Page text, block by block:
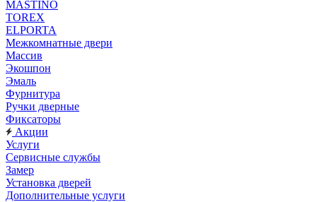
MASTINO
TOREX
ELPORTA
Межкомнатные двери
Массив
Экошпон
Эмаль
Фурнитура
Ручки дверные
Фиксаторы
Акции
Услуги
Сервисные службы
Замер
Установка дверей
Дополнительные услуги